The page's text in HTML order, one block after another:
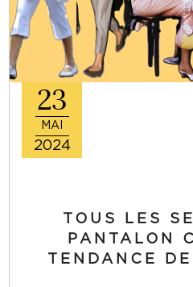
23
MAI
2024
TOUS LES
PANTALON
TENDANCE